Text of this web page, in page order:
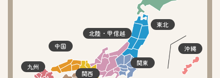
東北
関東
北陸・甲信越
関西
中国
九州
沖縄